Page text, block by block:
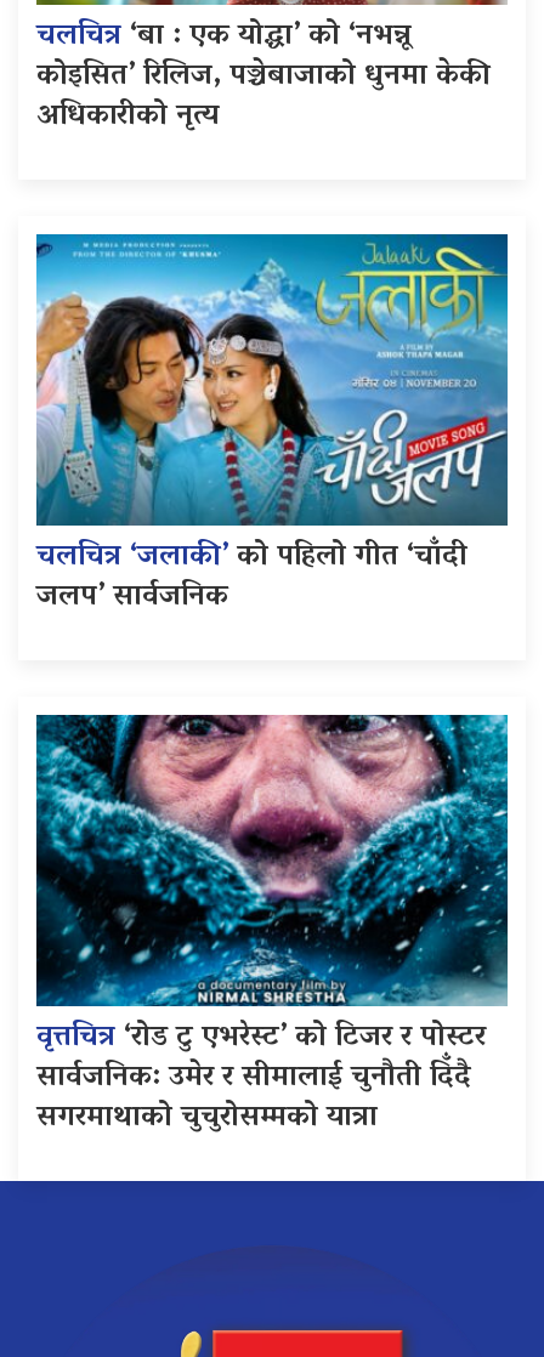
चलचित्र‘बा : एक योद्धा’ को ‘नभन्नू
कोइसित’ रिलिज, पञ्चेबाजाको धुनमा केकी
अधिकारीको नृत्य
चलचित्र ‘जलाकी’को पहिलो गीत ‘चाँदी
जलप’ सार्वजनिक
वृत्तचित्र‘रोड टु एभरेस्ट’ को टिजर र पोस्टर
सार्वजनिक: उमेर र सीमालाई चुनौती दिँदै
सगरमाथाको चुचुरोसम्मको यात्रा